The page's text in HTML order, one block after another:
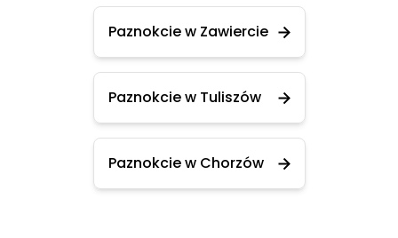
Paznokcie w Zawiercie
Paznokcie w Tuliszów
Paznokcie w Chorzów